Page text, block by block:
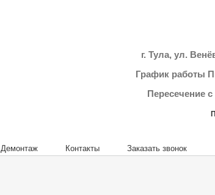
г. Тула, ул.
График работы
Пересечение
Демонтаж Контакты Заказать звонок